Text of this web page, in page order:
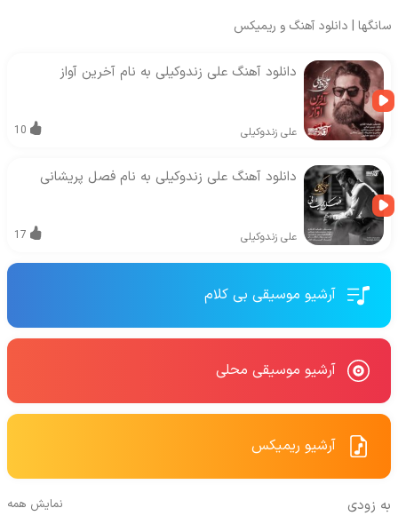
سانگها | دانلود آهنگ و ریمیکس
دانلود آهنگ علی زندوکیلی به نام آخرین آواز
علی زندوکیلی 10
دانلود آهنگ علی زندوکیلی به نام فصل پریشانی
علی زندوکیلی 17
آرشیو موسیقی بی کلام
آرشیو موسیقی محلی
آرشیو ریمیکس
به زودی نمایش همه